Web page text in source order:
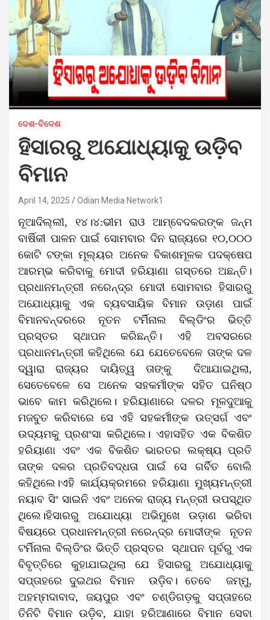
ଦେଶ-ବିଦେଶ
ହିସାରରୁ ଅଯୋଧ୍ୟାକୁ ଉଡ଼ିବ
ବିମାନ
April 14, 2025 Odian Media Network1
ନୂଆଦିଲ୍ଲୀ, ୧୪।୪:ଭୀମ ରାଓ ଆମ୍ବେଦକରଙ୍କ ଜନ୍ମ
ବାର୍ଷିକୀ ପାଳନ ପାଇଁ ସୋମବାର ଦିନ ରାଜ୍ୟରେ ୧୦,୦୦୦
କୋଟି ଟଙ୍କା ମୂଲ୍ୟର ଅନେକ ବିକାଶମୂଳକ ପଦକ୍ଷେପ
ଆରମ୍ଭ କରିବାକୁ ମୋଦୀ ହରିୟାଣା ଗସ୍ତରେ ଅଛନ୍ତି।
ପ୍ରଧାନମନ୍ତ୍ରୀ ନରେନ୍ଦ୍ର ମୋଦୀ ସୋମବାର ହିସାରରୁ
ଅଯୋଧ୍ୟାକୁ ଏକ ବ୍ୟବସାୟିକ ବିମାନ ଉଡ଼ାଣ ପାଇଁ
ବିମାନବନ୍ଦରରେ ନୂତନ ଟର୍ମିନାଲ ବିଲ୍ଡିଂର ଭିତ୍ତି
ପ୍ରସ୍ତର ସ୍ଥାପନ କରିଛନ୍ତି। ଏହି ଅବସରରେ
ପ୍ରଧାନମନ୍ତ୍ରୀ କହିଥିଲେ ଯେ ଯେତେବେଳେ ତାଙ୍କ ଦଳ
ଦ୍ୱାରା ରାଜ୍ୟର ଦାୟିତ୍ୱ ତାଙ୍କୁ ଦିଆଯାଇଥିଲା,
ସେତେବେଳେ ସେ ଅନେକ ସହକର୍ମୀଙ୍କ ସହିତ ଘନିଷ୍ଠ
ଭାବେ କାମ କରିଥିଲେ। ହରିୟାଣାରେ ଦଳର ମୂଳଦୁଆକୁ
ମଜବୁତ କରିବାରେ ସେ ଏହି ସହକର୍ମୀଙ୍କ ଉତ୍ସର୍ଗ ଏବଂ
ଉଦ୍ୟମକୁ ପ୍ରଶଂସା କରିଥିଲେ। ଏହାସହିତ ଏକ ବିକଶିତ
ହରିୟାଣା ଏବଂ ଏକ ବିକଶିତ ଭାରତର ଲକ୍ଷ୍ୟ ପ୍ରତି
ତାଙ୍କ ଦଳର ପ୍ରତିବଦ୍ଧତା ପାଇଁ ସେ ଗର୍ବିତ ବୋଲି
କହିଥିଲେ।ଏହି କାର୍ଯ୍ୟକ୍ରମରେ ହରିୟାଣା ମୁଖ୍ୟମନ୍ତ୍ରୀ
ନୟାବ ସିଂ ସାଇନି ଏବଂ ଅନେକ ରାଜ୍ୟ ମନ୍ତ୍ରୀ ଉପସ୍ଥିତ
ଥିଲେ।ହିସାରରୁ ଅଯୋଧ୍ୟା ଅଭିମୁଖେ ଉଡ଼ାଣ ଭରିବା
ବିଷୟରେ ପ୍ରଧାନମନ୍ତ୍ରୀ ନରେନ୍ଦ୍ର ମୋଦୀଙ୍କ ନୂତନ
ଟର୍ମିନାଲ ବିଲ୍ଡିଂର ଭିତ୍ତି ପ୍ରସ୍ତର ସ୍ଥାପନ ପୂର୍ବରୁ ଏକ
ବିବୃତ୍ତିରେ କୁହାଯାଇଥିଲା ଯେ ହିସାରରୁ ଅଯୋଧ୍ୟାକୁ
ସପ୍ତାହରେ ଦୁଇଥର ବିମାନ ଉଡ଼ିବ। ତେବେ ଜମ୍ମୁ,
ଅହମ୍ମଦାବାଦ, ଜୟପୁର ଏବଂ ଚଣ୍ଡିଗଡ଼କୁ ସପ୍ତାହରେ
ତିନିଟି ବିମାନ ଉଡ଼ିବ, ଯାହା ହରିଆଣାରେ ବିମାନ ସେବା